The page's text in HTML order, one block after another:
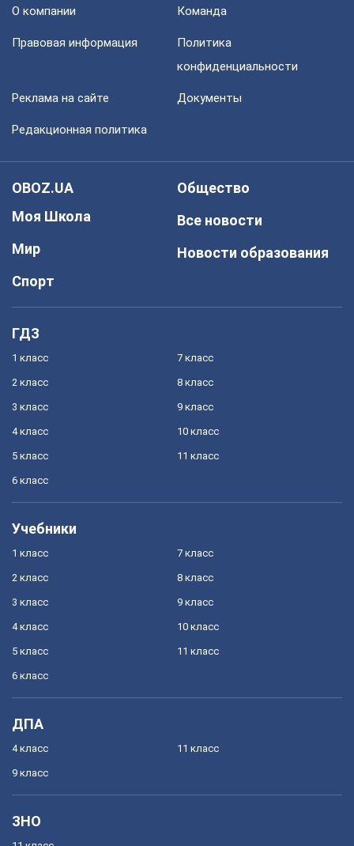
О компании Команда
Правовая информация
Политика
конфиденциальности
Реклама на сайте Документы
Редакционная политика
OBOZ.UA
Моя Школа
Мир
Спорт
Общество
Все новости
Новости образования
ГДЗ
1 класс
2 класс
3 класс
4 класс
5 класс
6 класс
7 класс
8 класс
9 класс
10 класс
11 класс
Учебники
1 класс
2 класс
3 класс
4 класс
5 класс
6 класс
7 класс
8 класс
9 класс
10 класс
11 класс
ДПА
4 класс
9 класс
11 класс
ЗНО